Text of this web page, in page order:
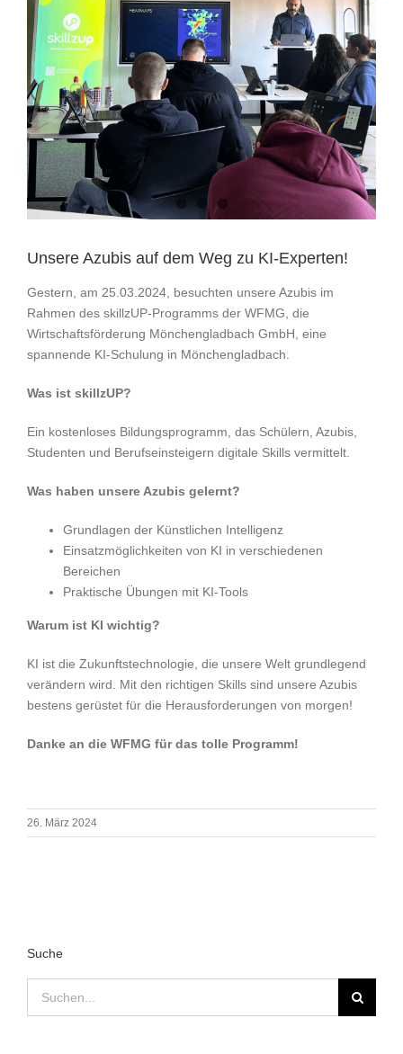
Unsere Azubis auf dem Weg zu KI-Experten!
Gestern, am 25.03.2024, besuchten unsere Azubis im
Rahmen des skillzUP-Programms der WFMG, die
Wirtschaftsförderung Mönchengladbach GmbH, eine
spannende KI-Schulung in Mönchengladbach.
Was ist skillzUP?
Ein kostenloses Bildungsprogramm, das Schülern, Azubis,
Studenten und Berufseinsteigern digitale Skills vermittelt.
Was haben unsere Azubis gelernt?
Grundlagen der Künstlichen Intelligenz
Einsatzmöglichkeiten von KI in verschiedenen
Bereichen
Praktische Übungen mit KI-Tools
Warum ist KI wichtig?
KI ist die Zukunftstechnologie, die unsere Welt grundlegend
verändern wird. Mit den richtigen Skills sind unsere Azubis
bestens gerüstet für die Herausforderungen von morgen!
Danke an die WFMG für das tolle Programm!
26. März 2024
Suche